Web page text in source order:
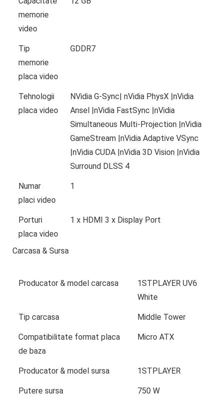
memorie
video
Tip
memorie
placa video
GDDR7
Tehnologii
placa video
NVidia G-Sync| nVidia PhysX |nVidia
Ansel |nVidia FastSync |nVidia
Simultaneous Multi-Projection |nVidia
GameStream |nVidia Adaptive VSync
|nVidia CUDA |nVidia 3D Vision |nVidia
Surround DLSS 4
Numar
placi video
1
Porturi
placa video
1 x HDMI 3 x Display Port
Carcasa & Sursa
Producator & model carcasa
1STPLAYER UV6
White
Tip carcasa Middle Tower
Compatibilitate format placa
de baza
Micro ATX
Producator & model sursa 1STPLAYER
Putere sursa 750 W